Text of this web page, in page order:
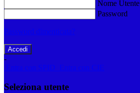
Nome Utente
Password
Password dimenticata?
-
Entra con SPID
Entra con CIE
Seleziona utente